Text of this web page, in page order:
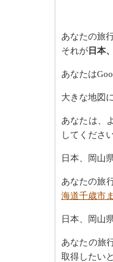
あなたの旅
それが 日本
あなたは
大きな地図
あなたは、
してください
日本、岡山
あなたの旅
海道千歳市
日本、岡山
あなたの旅
取得したい